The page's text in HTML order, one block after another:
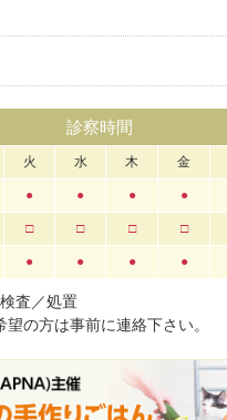
診察時間
火 水 木 金
● ● ● ●
□ □ □ □
● ● ● ●
査／処置
の方は事前に連絡下さい。